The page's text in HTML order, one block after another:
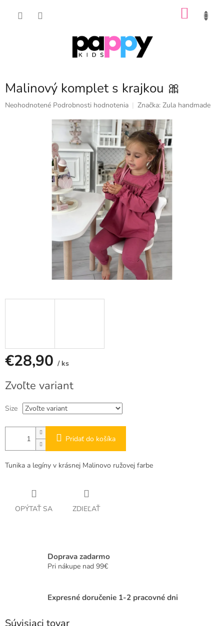
Malinový komplet s krajkou 🎀
Priemerné
Neohodnotené Podrobnosti hodnotenia Značka: Zula handmade
€28,90 / ks
cena:
Zvoľte variant
Size
Pridať do košíka
Tunika a legíny v krásnej Malinovo ružovej farbe
OPÝTAŤ SA ZDIEĽAŤ
Doprava zadarmo
Pri nákupe nad 99€
Expresné doručenie 1-2 pracovné dni
Súvisiaci tovar